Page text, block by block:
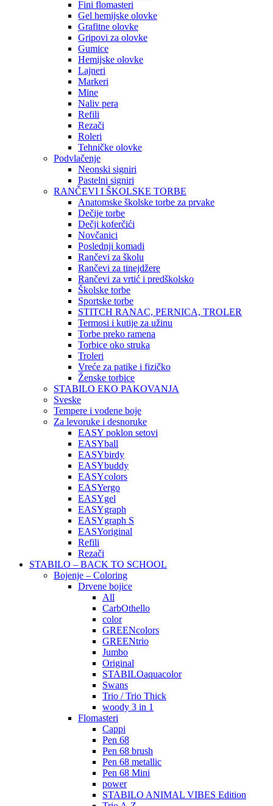
Fini flomasteri
Gel hemijske olovke
Grafitne olovke
Gripovi za olovke
Gumice
Hemijske olovke
Lajneri
Markeri
Mine
Naliv pera
Refili
Rezači
Roleri
Tehničke olovke
Podvlačenje
Neonski signiri
Pastelni signiri
RANČEVI I ŠKOLSKE TORBE
Anatomske školske torbe za prvake
Dečije torbe
Dečji koferčići
Novčanici
Poslednji komadi
Rančevi za školu
Rančevi za tinejdžere
Rančevi za vrtić i predškolsko
Školske torbe
Sportske torbe
STITCH RANAC, PERNICA, TROLER
Termosi i kutije za užinu
Torbe preko ramena
Torbice oko struka
Troleri
Vreće za patike i fizičko
Ženske torbice
STABILO EKO PAKOVANJA
Sveske
Tempere i vodene boje
Za levoruke i desnoruke
EASY poklon setovi
EASYball
EASYbirdy
EASYbuddy
EASYcolors
EASYergo
EASYgel
EASYgraph
EASYgraph S
EASYoriginal
Refili
Rezači
STABILO – BACK TO SCHOOL
Bojenje – Coloring
Drvene bojice
All
CarbOthello
color
GREENcolors
GREENtrio
Jumbo
Original
STABILOaquacolor
Swans
Trio / Trio Thick
woody 3 in 1
Flomasteri
Cappi
Pen 68
Pen 68 brush
Pen 68 metallic
Pen 68 Mini
power
STABILO ANIMAL VIBES Edition